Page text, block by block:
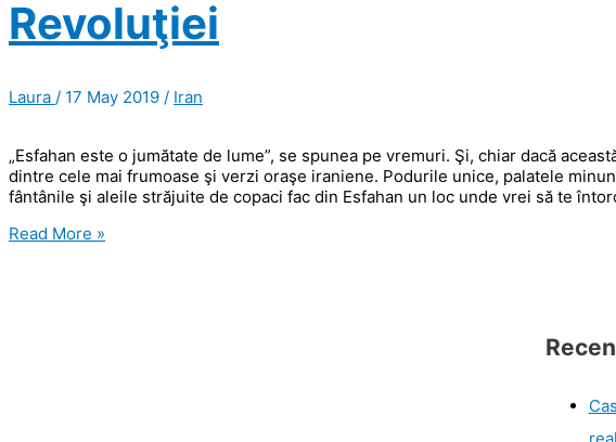
Revoluţiei
Laura / 17 May 2019 / Iran
„Esfahan este o jumătate de lume”, se spunea pe vremuri. Şi, chiar dacă
dintre cele mai frumoase şi verzi oraşe iraniene. Podurile unice, palatele
fântânile şi aleile străjuite de copaci fac din Esfahan un loc unde vrei să te
Esfahan
Read More »